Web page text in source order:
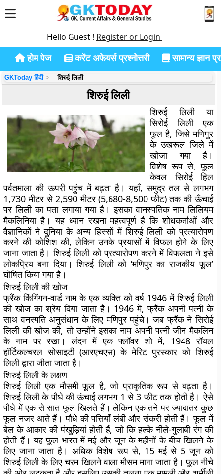
Hello Guest ! Register or Login
होम पेज करेंट अफेयर्स प्रश्नोत्तरी सामान्य ज्ञान
GKToday हिंदी शिरुई लिली
शिरुई लिली
शिरुई लिली या
सिरोई लिली एक
फूल है, जिसे मणिपुर
के उखरूल जिले में
खोजा गया है।
विशेष रूप से, फूल
केवल सिरोई हिल
पर्वतमाला की ऊपरी पहुंच में बढ़ता है। यहाँ, समुद्र तल से लगभग
1,730 मीटर से 2,590 मीटर (5,680-8,500 फीट) तक की ऊँचाई
पर लिली का पता लगाया गया है। इसका वानस्पतिक नाम लिलियम
मैकलिनिया है। यह ध्यान रखना महत्वपूर्ण है कि शोधकर्ताओं और
वैज्ञानिकों ने दुनिया के अन्य हिस्सों में शिरुई लिली को प्रत्यारोपण
करने की कोशिश की, लेकिन उनके प्रयासों में विफल होने के लिए
जाना जाता है। शिरुई लिली को प्रत्यारोपण करने में विफलता ने इसे
लोकप्रिय बना दिया। शिरुई लिली को ‘मणिपुर का राजकीय फूल’
घोषित किया गया है।
शिरुई लिली की खोज
फ्रैंक किंगिंगन-वार्ड नाम के एक व्यक्ति को वर्ष 1946 में शिरुई लिली
की खोज का श्रेय दिया जाता है। 1946 में, फ्रैंक अपनी पत्नी के
साथ वनस्पति अनुसंधान के लिए मणिपुर पहुंचे। जब फ्रैंक ने सिरोई
लिली की खोज की, तो उन्होंने इसका नाम अपनी पत्नी जीन मैकलिन
के नाम पर रखा। लंदन में एक फ्लॉवर शो में, 1948 रॉयल
हॉर्टिकल्चरल सोसाइटी (आरएचएस) के मेरिट पुरस्कार को शिरुई
लिली द्वारा जीता जाता है।
शिरुई लिली के लक्षण
शिरुई लिली एक मौसमी फूल है, जो प्राकृतिक रूप से बढ़ता है।
शिरुई लिली के पौधे की ऊंचाई लगभग 1 से 3 फीट तक होती है। ऐसे
पौधे में एक से सात फूल खिलते हैं। लेकिन एक तने पर ज्यादातर कुछ
फूल नजर आते हैं। पौधे की पत्तियाँ लंबी और संकरी होती हैं। फूल में
बेल के आकार की पंखुड़ियां होती हैं, जो कि हल्के नीले-गुलाबी रंग की
होती हैं। यह फूल भारत में मई और जून के महीनों के बीच खिलने के
लिए जाना जाता है। अधिक विशेष रूप से, 15 मई से 5 जून को
शिरुई लिली के लिए चरम खिलने वाला मौसम माना जाता है। फूल नीचे